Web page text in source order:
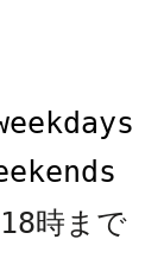
18時まで